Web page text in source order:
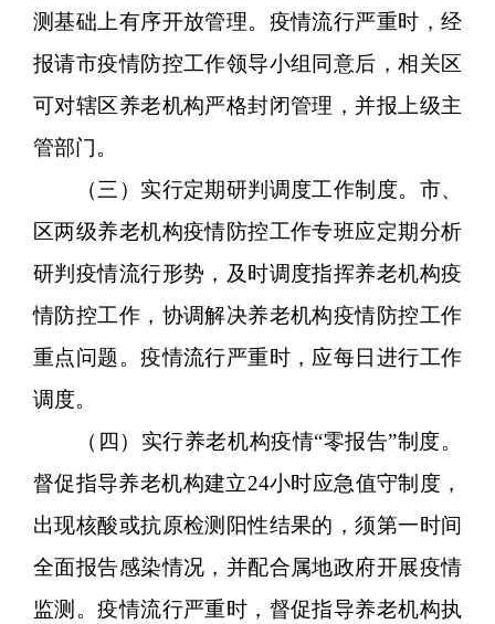
测基础上有序开放管理。疫情流行严重时，经
报请市疫情防控工作领导小组同意后，相关区
可对辖区养老机构严格封闭管理，并报上级主
管部门。
（三）实行定期研判调度工作制度。市、
区两级养老机构疫情防控工作专班应定期分析
研判疫情流行形势，及时调度指挥养老机构疫
情防控工作，协调解决养老机构疫情防控工作
重点问题。疫情流行严重时，应每日进行工作
调度。
（四）实行养老机构疫情“零报告”制度。
督促指导养老机构建立24小时应急值守制度，
出现核酸或抗原检测阳性结果的，须第一时间
全面报告感染情况，并配合属地政府开展疫情
监测。疫情流行严重时，督促指导养老机构执